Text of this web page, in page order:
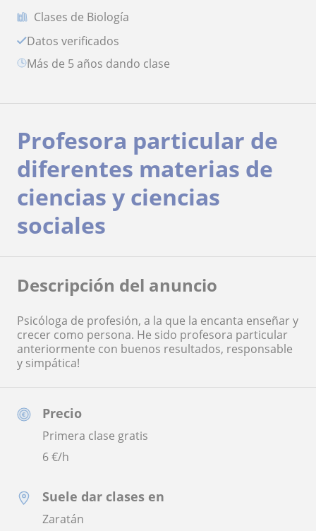
Clases de Biología
Datos verificados
más de 5 años dando clase
Precio
Primera clase gratis
6€/h
Suele dar clases en
Zaratán
Profesora particular de
diferentes materias de
ciencias y ciencias
sociales
Descripción del anuncio
Psicóloga de profesión, a la que la encanta enseñar y
crecer como persona. He sido profesora particular
anteriormente con buenos resultados, responsable
y simpática!